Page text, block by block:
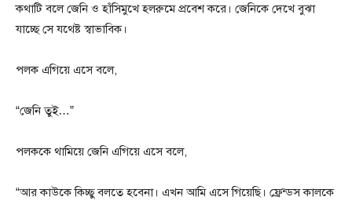
কথাটি বলে জেনি ও হাঁসিমুখে হলরুমে প্রবেশ করে। জেনিকে দেখে বুঝা
যাচ্ছে সে যথেষ্ট স্বাভাবিক।
পলক এগিয়ে এসে বলে,
“জেনি তুই…”
পলককে থামিয়ে জেনি এগিয়ে এসে বলে,
“আর কাউকে কিচ্ছু বলতে হবেনা। এখন আমি এসে গিয়েছি। ফ্রেন্ডস কালকে